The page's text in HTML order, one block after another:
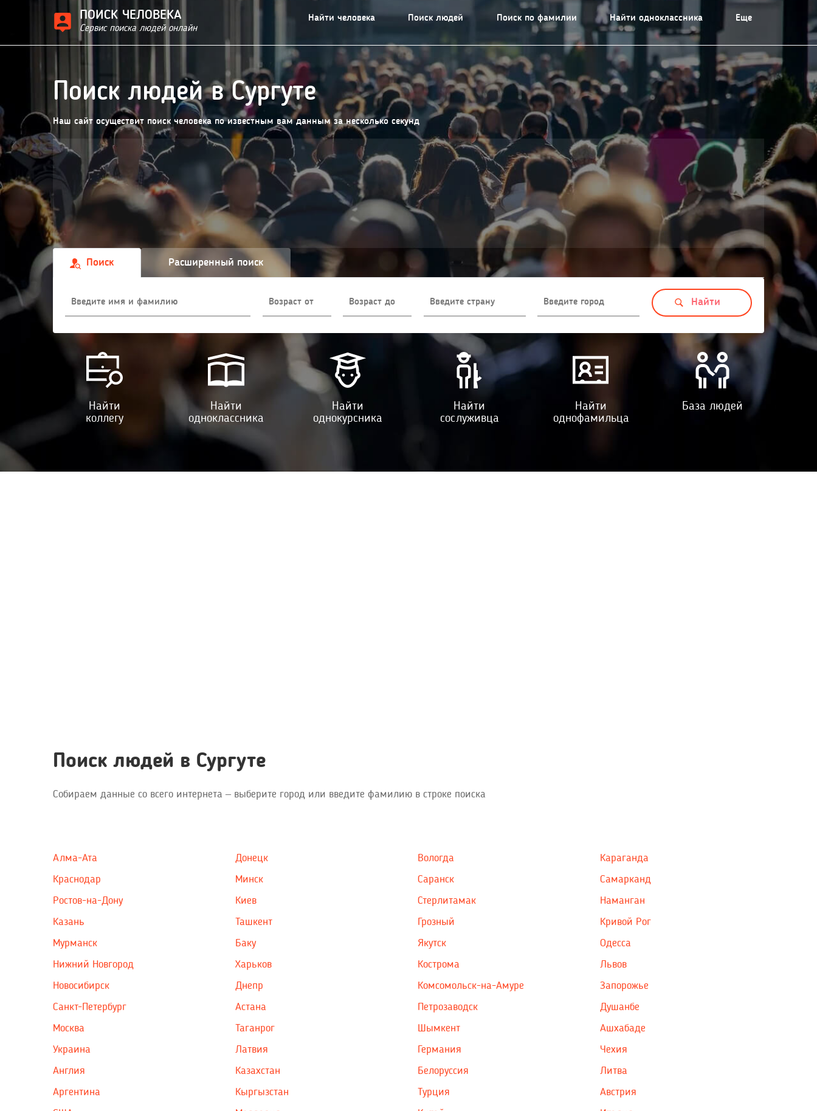
ПОИСК ЧЕЛОВЕКА
Сервис поиска людей онлайн
Найти человека Поиск людей Поиск по фамилии Найти одноклассника Еще
Поиск людей в Сургуте
Наш сайт осуществит поиск человека по известным вам данным за несколько секунд
Поиск Расширенный поиск
Найти
коллегу
Найти
одноклассника
Найти
однокурсника
Найти
сослуживца
Найти
однофамильца
База людей
Поиск людей в Сургуте
Собираем данные со всего интернета – выберите город или введите фамилию в строке поиска
Алма-Ата
Краснодар
Ростов-на-Дону
Казань
Мурманск
Нижний Новгород
Новосибирск
Санкт-Петербург
Москва
Донецк
Минск
Киев
Ташкент
Баку
Харьков
Днепр
Астана
Таганрог
Вологда
Саранск
Стерлитамак
Грозный
Якутск
Кострома
Комсомольск-на-Амуре
Петрозаводск
Шымкент
Караганда
Самарканд
Наманган
Кривой Рог
Одесса
Львов
Запорожье
Душанбе
Ашхабаде
Украина
Англия
Аргентина
Латвия
Казахстан
Кыргызстан
Германия
Белоруссия
Турция
Чехия
Литва
Австрия